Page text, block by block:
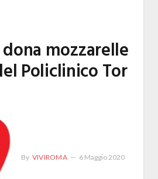
mozzarelle
Policlinico Tor
By VIVIROMA 6 Maggio 2020